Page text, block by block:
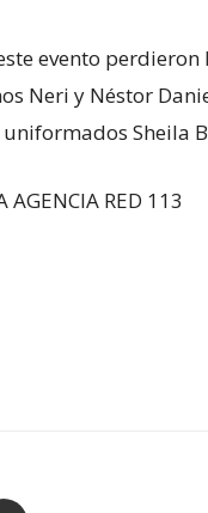
evento
Neri y Néstor
Sheila
AGENCIA RED 113